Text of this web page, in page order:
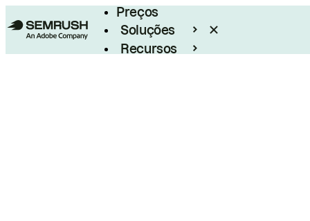
Preços
Soluções
Recursos